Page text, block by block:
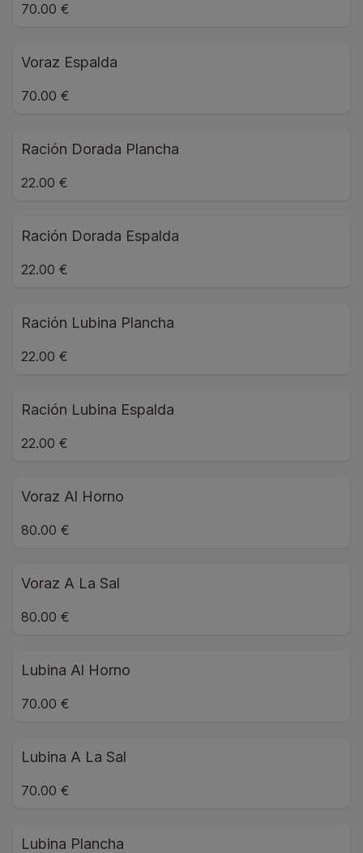
70.00 €
Voraz Espalda
70.00 €
Ración Dorada Plancha
22.00 €
Ración Dorada Espalda
22.00 €
Ración Lubina Plancha
22.00 €
Ración Lubina Espalda
22.00 €
Voraz Al Horno
80.00 €
Voraz A La Sal
80.00 €
Lubina Al Horno
70.00 €
Lubina A La Sal
70.00 €
Lubina Plancha